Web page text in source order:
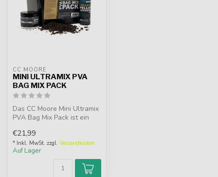
CC MOORE
MINI ULTRAMIX PVA
BAG MIX PACK
Das CC Moore Mini Ultramix
PVA Bag Mix Pack ist ein
...
€21,99
* Inkl. MwSt. zzgl. Versandkosten
Auf Lager